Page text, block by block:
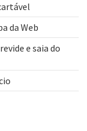
da Web
e saia do